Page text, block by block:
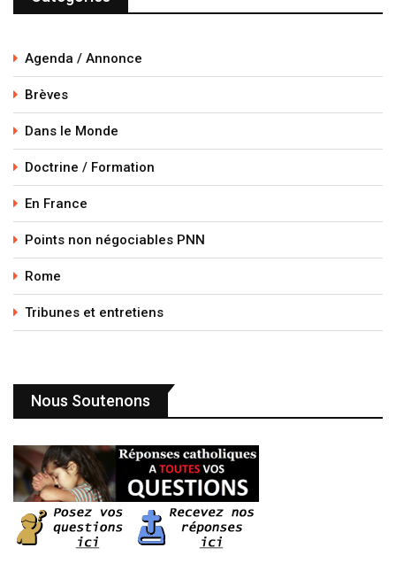
Agenda / Annonce
Brèves
Dans le Monde
Doctrine / Formation
En France
Points non négociables PNN
Rome
Tribunes et entretiens
Nous Soutenons